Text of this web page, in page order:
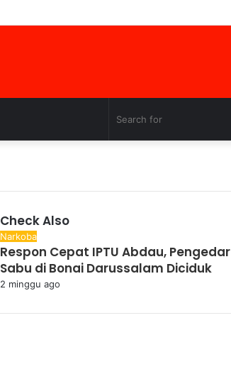
Random
Check Also
Close
Narkoba
Respon Cepat IPTU Abdau, Pengedar
Sabu di Bonai Darussalam Diciduk
2 minggu ago